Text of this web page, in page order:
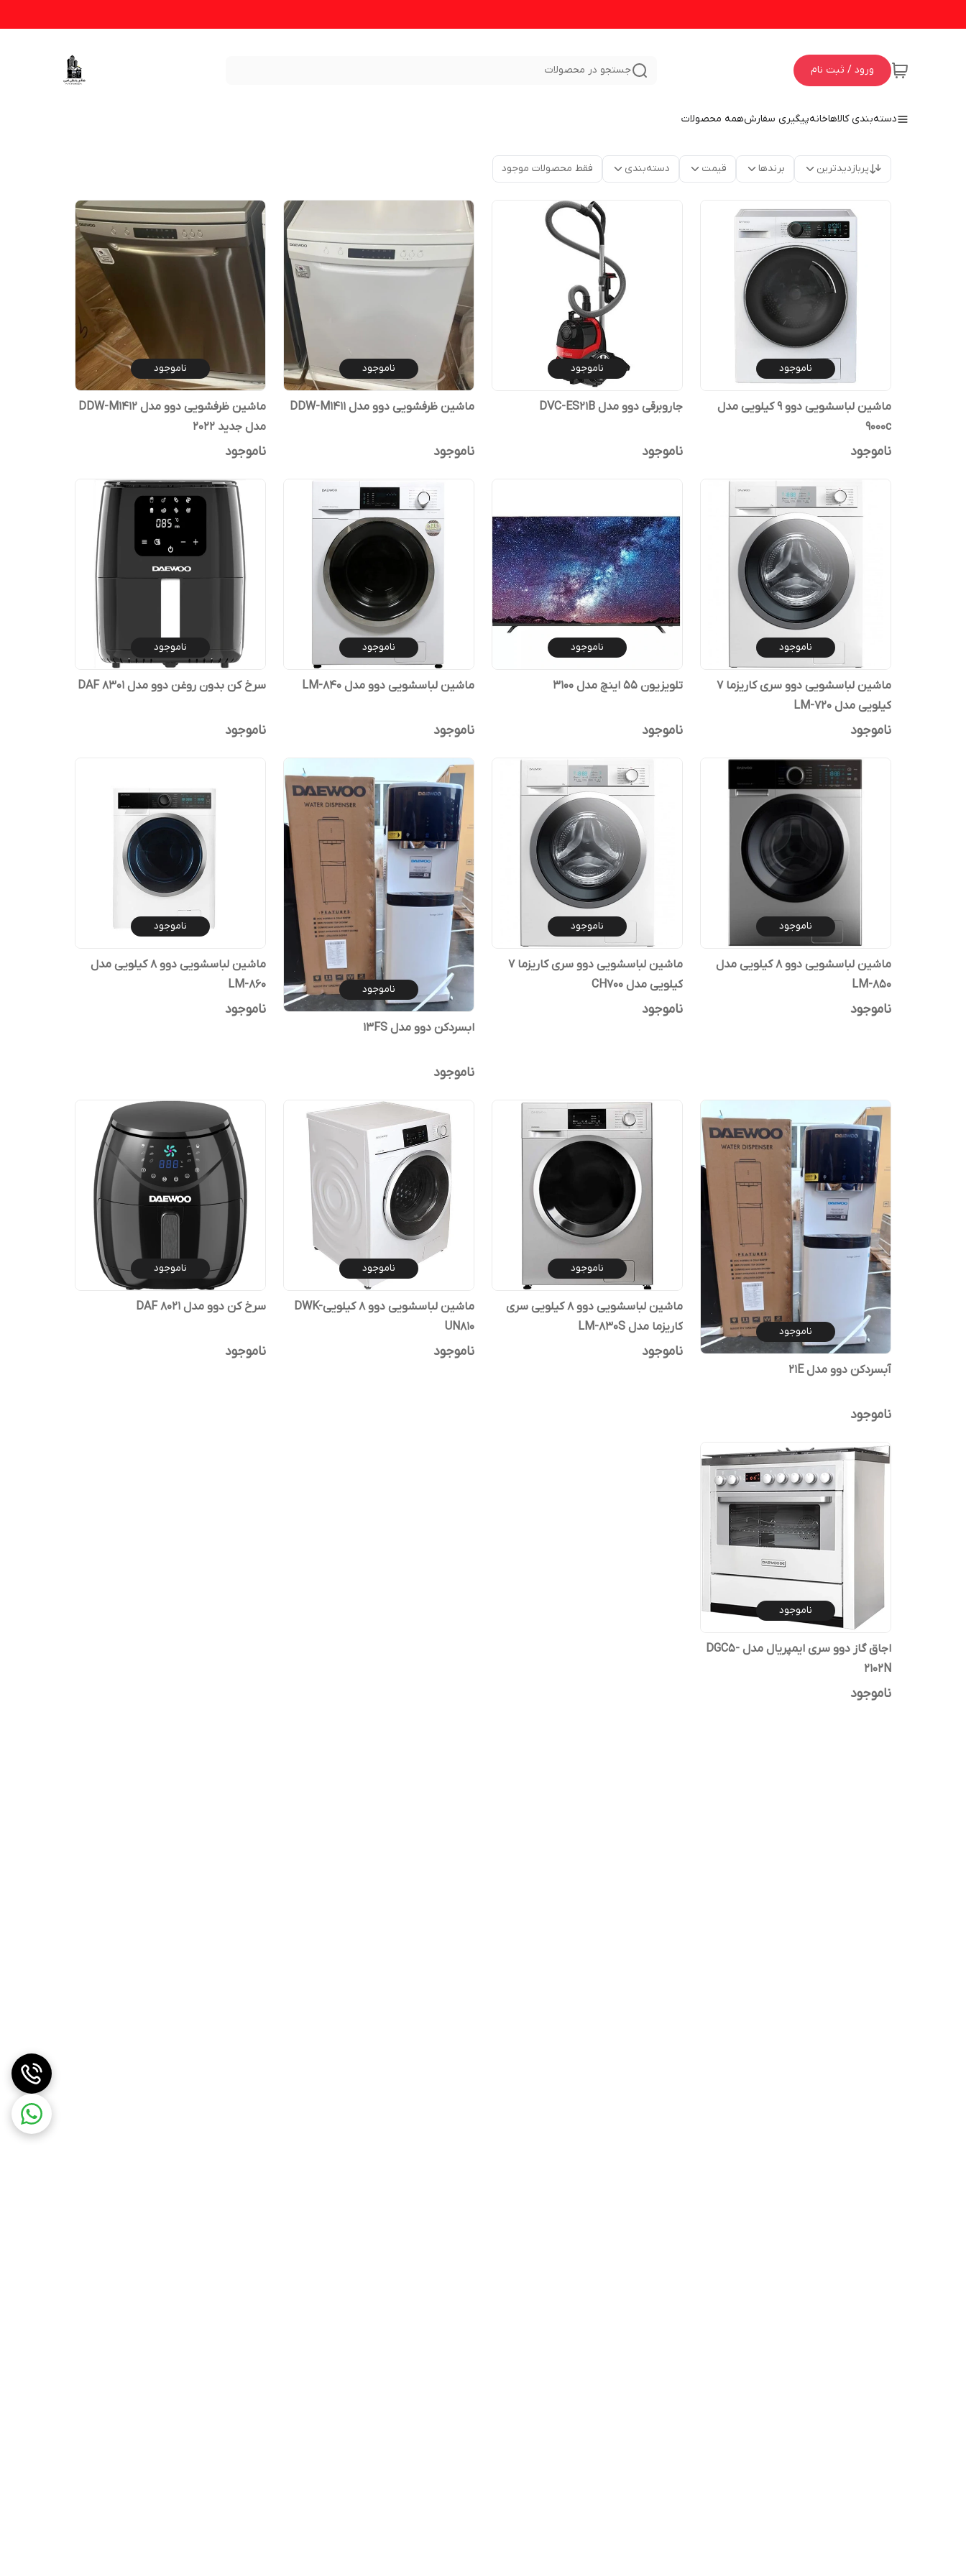
ورود / ثبت نام جستجو در محصولات
دسته‌بندی کالاهاخانهپیگیری سفارشهمه محصولات
پربازدیدترین برندها قیمت دسته‌بندی فقط محصولات موجود
ناموجود
ماشین لباسشویی دوو 9 کیلویی مدل
9000c
ناموجود
ناموجود
جاروبرقی دوو مدل DVC-ES21B
ناموجود
ناموجود
ماشین ظرفشویی دوو مدل DDW-M1411
ناموجود
ناموجود
ماشین ظرفشویی دوو مدل DDW-M1412
مدل جدید 2022
ناموجود
ناموجود
ماشین لباسشویی دوو سری کاریزما 7
کیلویی مدل LM-720
ناموجود
ناموجود
تلویزیون 55 اینچ مدل 3100
ناموجود
ناموجود
ماشین لباسشویی دوو مدل LM-840
ناموجود
ناموجود
سرخ کن بدون روغن دوو مدل DAF 8301
ناموجود
ناموجود
ماشین لباسشویی دوو 8 کیلویی مدل
LM-850
ناموجود
ناموجود
ماشین لباسشویی دوو سری کاریزما 7
کیلویی مدل CH700
ناموجود
ناموجود
ابسردکن دوو مدل 13FS
ناموجود
ناموجود
ماشین لباسشویی دوو 8 کیلویی مدل
LM-860
ناموجود
ناموجود
آبسردکن دوو مدل 21E
ناموجود
ناموجود
ماشین لباسشویی دوو 8 کیلویی سری
کاریزما مدل LM-830S
ناموجود
ناموجود
ماشین لباسشویی دوو 8 کیلوییDWK-
UN810
ناموجود
ناموجود
سرخ کن دوو مدل DAF 8021
ناموجود
ناموجود
اجاق گاز دوو سری ایمپریال مدل DGC5-
2102N
ناموجود